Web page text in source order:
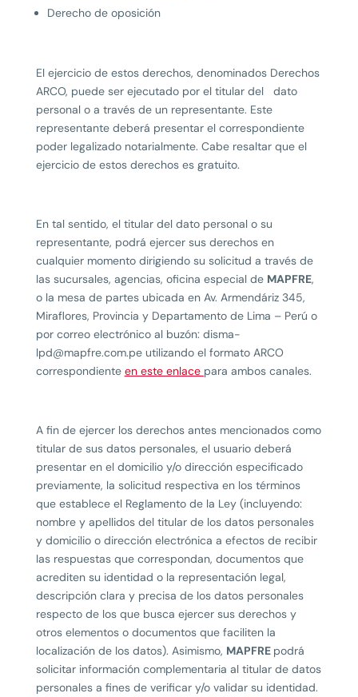
Derecho de oposición
El ejercicio de estos derechos, denominados Derechos
ARCO, puede ser ejecutado por el titular del dato
personal o a través de un representante. Este
representante deberá presentar el correspondiente
poder legalizado notarialmente. Cabe resaltar que el
ejercicio de estos derechos es gratuito.
En tal sentido, el titular del dato personal o su
representante, podrá ejercer sus derechos en
cualquier momento dirigiendo su solicitud a través de
las sucursales, agencias, oficina especial de MAPFRE,
o la mesa de partes ubicada en Av. Armendáriz 345,
Miraflores, Provincia y Departamento de Lima – Perú o
por correo electrónico al buzón: disma-
lpd@mapfre.com.pe utilizando el formato ARCO
correspondiente en este enlace para ambos canales.
A fin de ejercer los derechos antes mencionados como
titular de sus datos personales, el usuario deberá
presentar en el domicilio y/o dirección especificado
previamente, la solicitud respectiva en los términos
que establece el Reglamento de la Ley (incluyendo:
nombre y apellidos del titular de los datos personales
y domicilio o dirección electrónica a efectos de recibir
las respuestas que correspondan, documentos que
acrediten su identidad o la representación legal,
descripción clara y precisa de los datos personales
respecto de los que busca ejercer sus derechos y
otros elementos o documentos que faciliten la
localización de los datos). Asimismo, MAPFRE podrá
solicitar información complementaria al titular de datos
personales a fines de verificar y/o validar su identidad.